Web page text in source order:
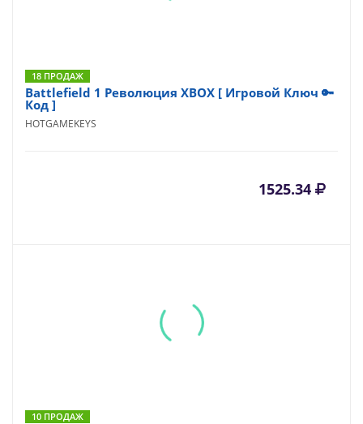
18 ПРОДАЖ
Battlefield 1 Революция XBOX [ Игровой Ключ 🔑
Код ]
HOTGAMEKEYS
1525.34
10 ПРОДАЖ